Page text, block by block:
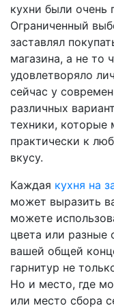
кухни были очень
Ограниченный
заставлял
магазина, а не то
удовлетворяло
сейчас у
различных
техники, которые
практически к
вкусу.
Каждая кухня на
может выразить
можете
цвета или разные
вашей общей
гарнитур не
Но и место, где
или место сбора